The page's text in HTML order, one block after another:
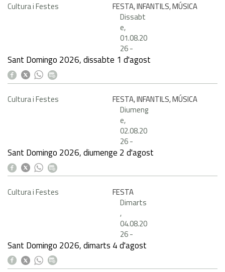
Cultura i Festes
FESTA, INFANTILS, MÚSICA
Dissabt
e,
01.08.20
26-
Sant Domingo 2026, dissabte 1 d'agost
Cultura i Festes
FESTA, INFANTILS, MÚSICA
Diumeng
e,
02.08.20
26-
Sant Domingo 2026, diumenge 2 d'agost
Cultura i Festes
FESTA
Dimarts
,
04.08.20
26-
Sant Domingo 2026, dimarts 4 d'agost